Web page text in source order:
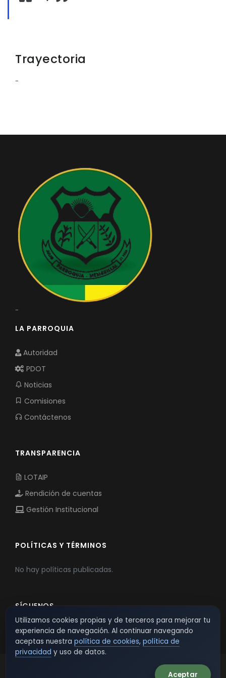
Plan Anual Contratación - PAC
Ejecución Presupuestaria
Obras y proyectos
Trayectoria
-
-
LA PARROQUIA
Autoridad
PDOT
Noticias
Comisiones
Contáctenos
TRANSPARENCIA
LOTAIP
Rendición de cuentas
Gestión Institucional
POLÍTICAS Y TÉRMINOS
No hay políticas publicadas.
SÍGUENOS
Utilizamos cookies propias y de terceros para mejorar tu
experiencia de navegación. Al continuar navegando
aceptas nuestra política de cookies, política de
privacidad y uso de datos.
Aceptar